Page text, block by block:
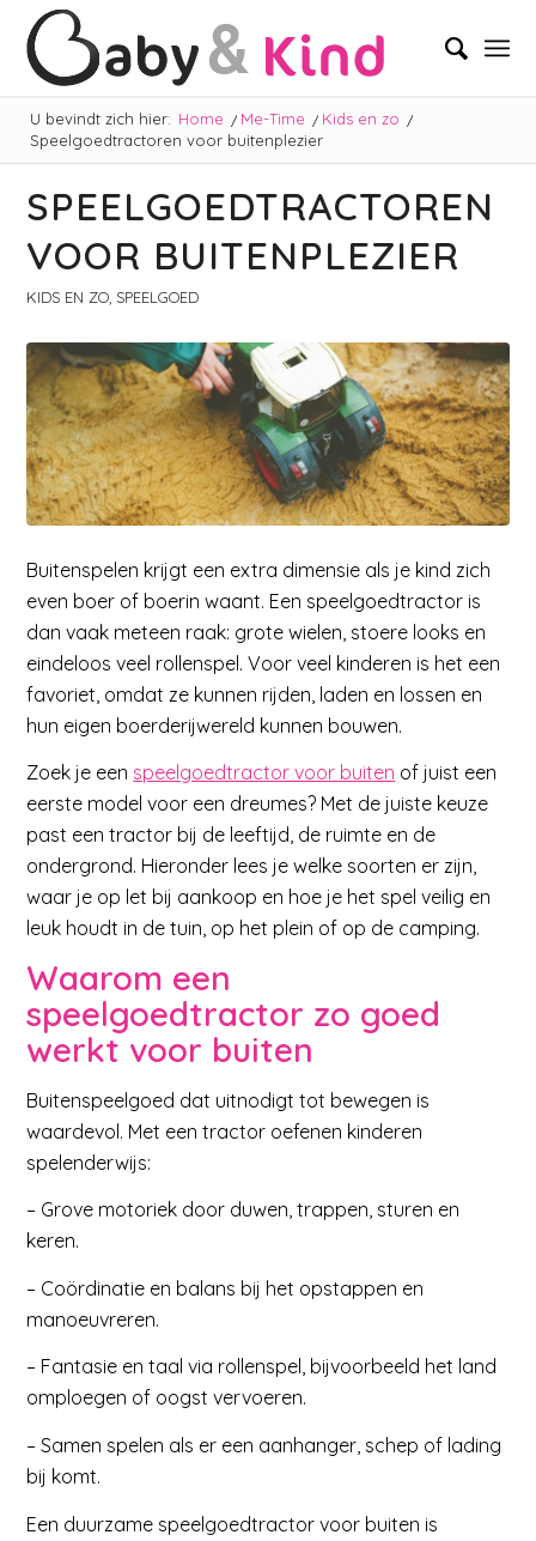
U bevindt zich hier: Home / Me-Time / Kids en zo /
Speelgoedtractoren voor buitenplezier
SPEELGOEDTRACTOREN
VOOR BUITENPLEZIER
KIDS EN ZO SPEELGOED
Buitenspelen krijgt een extra dimensie als je kind zich
even boer of boerin waant. Een speelgoedtractor is
dan vaak meteen raak: grote wielen, stoere looks en
eindeloos veel rollenspel. Voor veel kinderen is het een
favoriet, omdat ze kunnen rijden, laden en lossen en
hun eigen boerderijwereld kunnen bouwen.
Zoek je een speelgoedtractor voor buiten of juist een
eerste model voor een dreumes? Met de juiste keuze
past een tractor bij de leeftijd, de ruimte en de
ondergrond. Hieronder lees je welke soorten er zijn,
waar je op let bij aankoop en hoe je het spel veilig en
leuk houdt in de tuin, op het plein of op de camping.
Waarom een
speelgoedtractor zo goed
werkt voor buiten
Buitenspeelgoed dat uitnodigt tot bewegen is
waardevol. Met een tractor oefenen kinderen
spelenderwijs:
– Grove motoriek door duwen, trappen, sturen en
keren.
– Coördinatie en balans bij het opstappen en
manoeuvreren.
– Fantasie en taal via rollenspel, bijvoorbeeld het land
omploegen of oogst vervoeren.
– Samen spelen als er een aanhanger, schep of lading
bij komt.
Een duurzame speelgoedtractor voor buiten is